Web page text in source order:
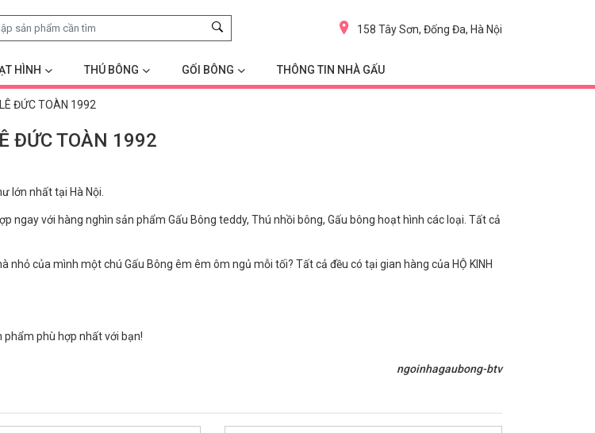
158 Tây Sơn, Đống Đa, Hà Nội
HÌNH THÚ BÔNG GỐI BÔNG THÔNG TIN NHÀ GẤU
ĐỨC TOÀN 1992
ĐỨC TOÀN 1992
lớn nhất tại Hà Nội.
ngay với hàng nghìn sản phẩm Gấu Bông teddy, Thú nhồi bông, Gấu bông hoạt hình các loại. Tất cả
của mình một chú Gấu Bông êm êm ôm ngủ mỗi tối? Tất cả đều có tại gian hàng của HỘ KINH
phẩm phù hợp nhất với bạn!
ngoinhagaubong-btv